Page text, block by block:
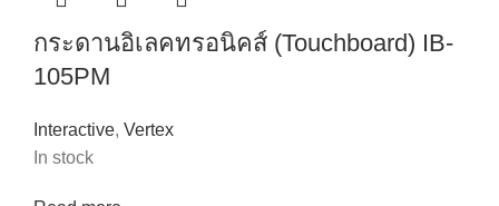
กระดานอิเลคทรอนิคส์ (Touchboard) IB-
105PM
Interactive, Vertex
In stock